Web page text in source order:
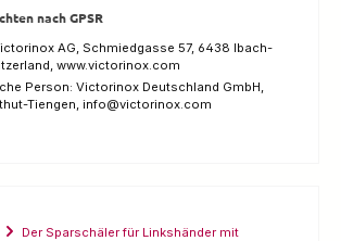
nach GPSR
AG, Schmiedgasse 57, 6438 Ibach-
www.victorinox.com
Person: Victorinox Deutschland GmbH,
Tiengen, info@victorinox.com
Der Sparschäler für Linkshänder mit